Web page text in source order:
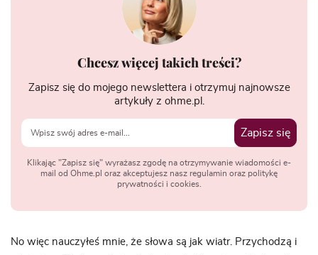
Chcesz więcej takich treści?
Zapisz się do mojego newslettera i otrzymuj najnowsze
artykuły z ohme.pl.
Zapisz się
Klikając "Zapisz się" wyrażasz zgodę na otrzymywanie wiadomości e-
mail od Ohme.pl oraz akceptujesz nasz regulamin oraz politykę
prywatności i cookies.
No więc nauczyłeś mnie, że słowa są jak wiatr. Przychodzą i